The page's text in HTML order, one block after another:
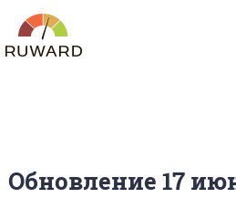
Обновление 17